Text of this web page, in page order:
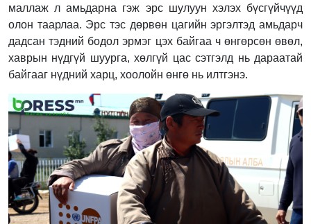
маллаж л амьдарна гэж эрс шулуун хэлэх бүсгүйчүүд
олон таарлаа. Эрс тэс дөрвөн цагийн эргэлтэд амьдарч
дадсан тэдний бодол эрмэг цэх байгаа ч өнгөрсөн өвөл,
хаврын нүдгүй шуурга, хөлгүй цас сэтгэлд нь дараатай
байгааг нүдний харц, хоолойн өнгө нь илтгэнэ.